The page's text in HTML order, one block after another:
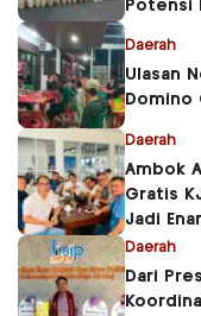
Potensi
Daerah
Ulasan
Domino
Daerah
Ambok
Gratis
Jadi
Daerah
Dari